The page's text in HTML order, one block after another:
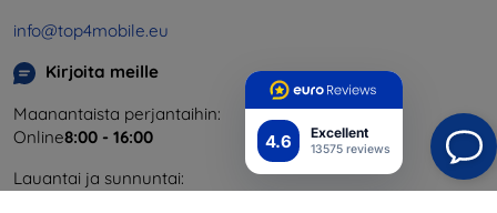
4.6 Excellent
13575 reviews
info@top4mobile.eu
Kirjoita meille
Maanantaista perjantaihin:
Online8:00 - 16:00
Lauantai ja sunnuntai: